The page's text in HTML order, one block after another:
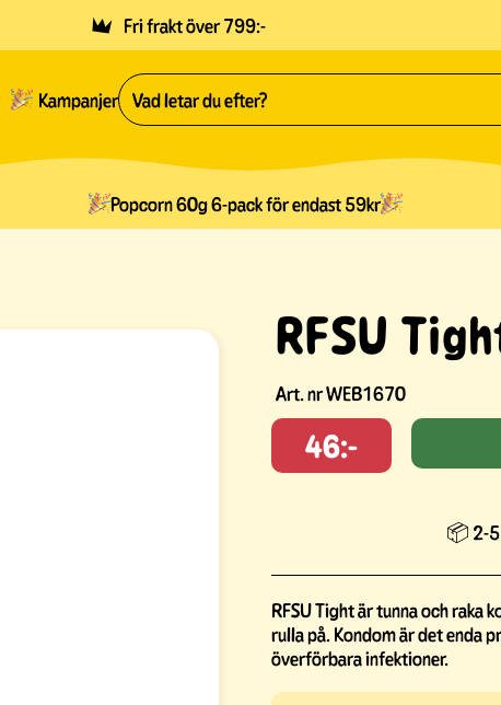
Fri frakt över 799:-
Kampanjer
Popcorn 60g 6-pack för endast 59kr
RFSU
Art. nrWEB1670
46:-
📦 2-5
RFSU Tight är tunna och raka
rulla på. Kondom är det enda
överförbara infektioner.